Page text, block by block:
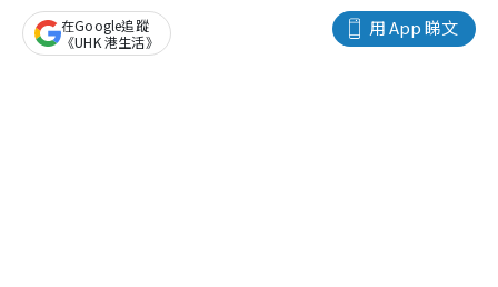
用 App 睇文
在Google追蹤
《UHK 港生活》